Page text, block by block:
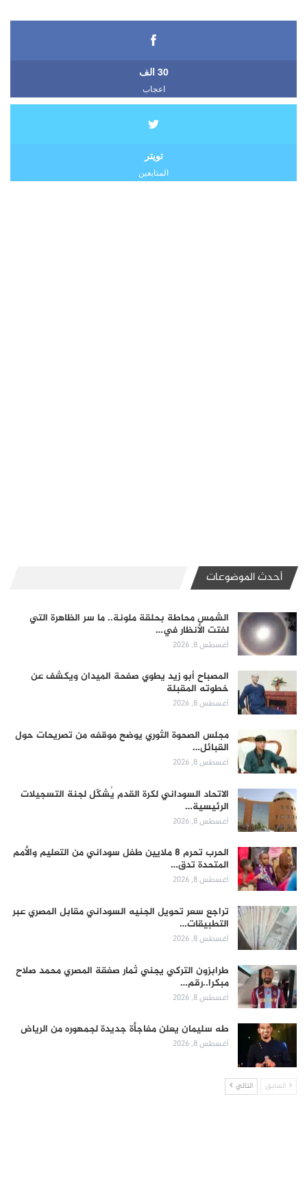
30 الف
اعجاب
تويتر
المتابعين
أحدث الموضوعات
الشمس محاطة بحلقة ملونة.. ما سر الظاهرة التي
لفتت الأنظار في…
أغسطس 8, 2026
المصباح أبو زيد يطوي صفحة الميدان ويكشف عن
خطوته المقبلة
أغسطس 8, 2026
مجلس الصحوة الثوري يوضح موقفه من تصريحات حول
القبائل…
أغسطس 8, 2026
الاتحاد السوداني لكرة القدم يُشكّل لجنة التسجيلات
الرئيسية…
أغسطس 8, 2026
الحرب تحرم 8 ملايين طفل سوداني من التعليم والأمم
المتحدة تدق…
أغسطس 8, 2026
تراجع سعر تحويل الجنيه السوداني مقابل المصري عبر
التطبيقات…
أغسطس 8, 2026
طرابزون التركي يجني ثمار صفقة المصري محمد صلاح
مبكرا..رقم…
أغسطس 8, 2026
طه سليمان يعلن مفاجأة جديدة لجمهوره من الرياض
أغسطس 8, 2026
السابق التالي